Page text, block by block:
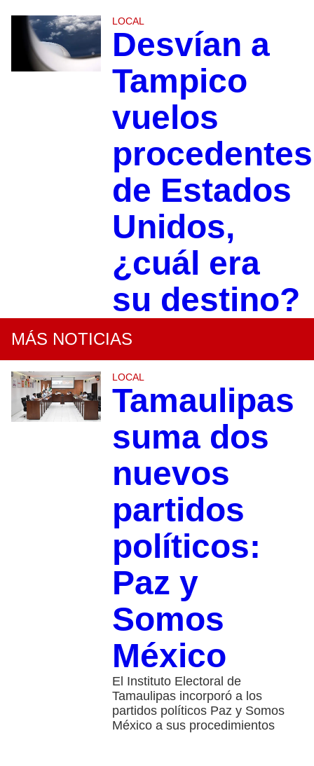
LOCAL
Desvían a
Tampico
vuelos
procedentes
de Estados
Unidos,
¿cuál era
su destino?
MÁS NOTICIAS
LOCAL
Tamaulipas
suma dos
nuevos
partidos
políticos:
Paz y
Somos
México
El Instituto Electoral de
Tamaulipas incorporó a los
partidos políticos Paz y Somos
México a sus procedimientos